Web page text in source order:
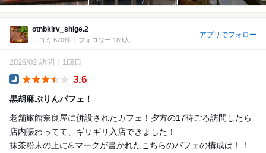
otnbklrv_shige.2
口コミ 670件 フォロワー 189人
アプリでフォロー
2026/02 訪問 1回目
3.6
黒胡麻ぷりんパフェ！
老舗旅館奈良屋に併設されたカフェ！夕方の17時ごろ訪問したら
店内賑わってて、ギリギリ入店できました！
抹茶粉末の上に♨️マークが書かれたこちらのパフェの構成は！！